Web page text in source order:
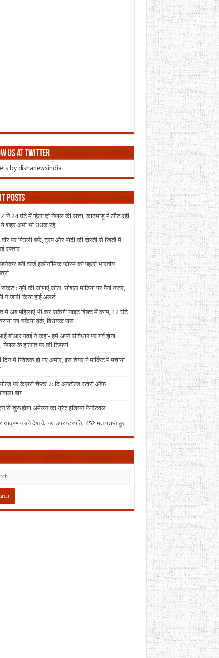
us at Twitter
by dishanewsindia
Posts
ने 24 घंटे में हिला दी नेपाल की सत्ता, काठमांडू में लौट रही
ये शहर अभी भी धधक रहे
पर पिघली बर्फ, ट्रंप और मोदी की दोस्ती से रिश्तों में
रफ्तार
बनीं वर्ल्ड इकोनॉमिक फोरम की पहली भारतीय
संकट : यूपी की सीमाएं सील, सोशल मीडिया पर पैनी नजर,
ने जारी किया हाई अलर्ट
में अब महिलाएं भी कर सकेंगी नाइट शिफ्ट में काम, 12 घंटे
जा सकेगा वर्क, विधेयक पास
बीआर गवई ने कहा- हमें अपने संविधान पर गर्व होना
नेपाल के हालात पर की टिप्पणी
दिन में निवेशक हो गए अमीर, इस शेयर ने मार्किट में मचाया
गोल्ड पर केसरी चैप्टर 2: दि अनटोल्ड स्टोरी ऑफ
बाग
से शुरू होगा अमेजन का ग्रेट इंडियन फेस्टिवल
बने देश के नए उपराष्ट्रपति, 452 मत प्राप्त हुए